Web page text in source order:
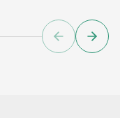
Previous
Next